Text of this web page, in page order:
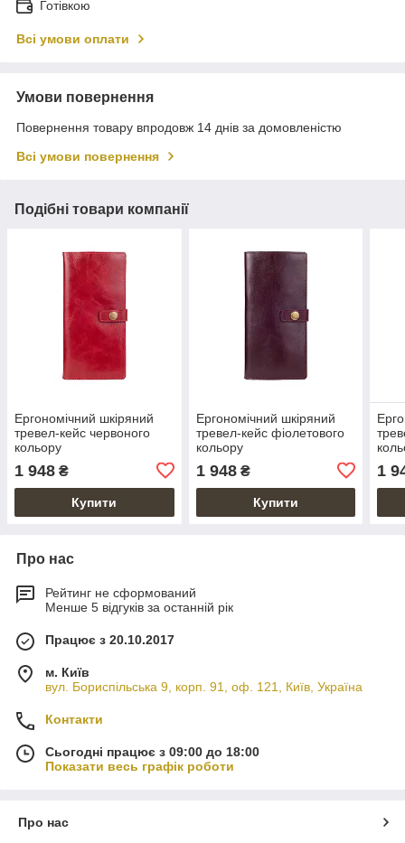
Готівкою
Всі умови оплати
Умови повернення
Повернення товару впродовж 14 днів за домовленістю
Всі умови повернення
Подібні товари компанії
Ергономічний шкіряний
тревел-кейс червоного
кольору
1 948 ₴
Купити
Ергономічний шкіряний
тревел-кейс фіолетового
кольору
1 948₴
Купити
1
Про нас
Рейтинг не сформований
Менше 5 відгуків за останній рік
Працює з 20.10.2017
м. Київ
вул. Бориспільська 9, корп. 91, оф. 121, Київ, Україна
Контакти
Сьогодні працює з 09:00 до 18:00
Показати весь графік роботи
Про нас